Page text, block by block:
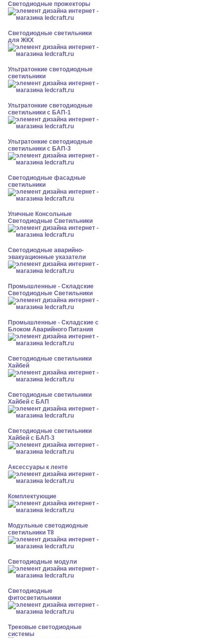
Светодиодные прожекторы
Светодиодные светильники
для ЖКХ
Ультратонкие светодиодные
светильники
Ультратонкие светодиодные
светильники с БАП-1
Ультратонкие светодиодные
светильники с БАП-3
Светодиодные фасадные
светильники
Уличные Консольные
Светодиодные Светильники
Светодиодные аварийно-
эвакуационные указатели
Промышленные - Складские
Светодиодные Светильники
Промышленные - Складские с
Блоком Аварийного Питания
Светодиодные светильники
Хайбей
Светодиодные светильники
Хайбей с БАП
Светодиодные светильники
Хайбей с БАП-3
Аксессуары к ленте
Комплектующие
Модульные светодиодные
светильники Т8
Светодиодные модули
Светодиодные
фитосветильники
Трековые светодиодные
системы